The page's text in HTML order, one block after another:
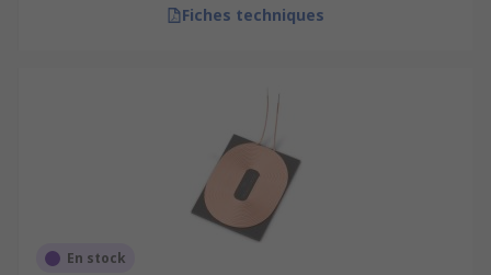
Fiches techniques
En stock